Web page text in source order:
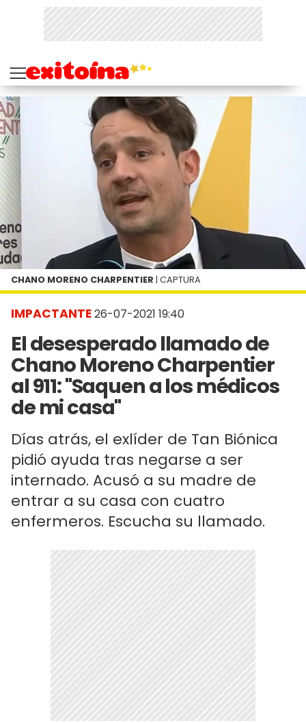
IMPACTANTE26-07-2021 19:40
El desesperado llamado de
Chano Moreno Charpentier
al 911: "Saquen a los médicos
de mi casa"
Días atrás, el exlíder de Tan Biónica
pidió ayuda tras negarse a ser
internado. Acusó a su madre de
entrar a su casa con cuatro
enfermeros. Escucha su llamado.
CHANO MORENO CHARPENTIER | CAPTURA